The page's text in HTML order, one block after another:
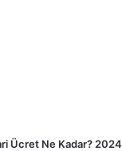
Ücret Ne Kadar? 2024